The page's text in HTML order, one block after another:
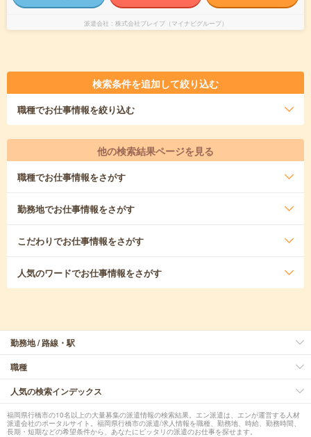
派遣会社 株式会社ブレイブ（マイナビグループ）
検索条件を追加して絞り込む
職種でお仕事情報を絞り込む
他の検索結果ページを見る
職種でお仕事情報をさがす
勤務地でお仕事情報をさがす
こだわりでお仕事情報をさがす
人気のワードでお仕事情報をさがす
勤務地 / 路線・駅
職種
人気の検索インデックス
福岡県行橋市の10名以上の大量募集の派遣情報の検索結果。エン派遣は、エンが運営する人材
派遣会社のポータルサイト。福岡県行橋市の派遣/求人情報を職種、勤務地、時給、勤務時間、
長期・短期などの希望条件から、あなたにピッタリの派遣のお仕事を探せます。